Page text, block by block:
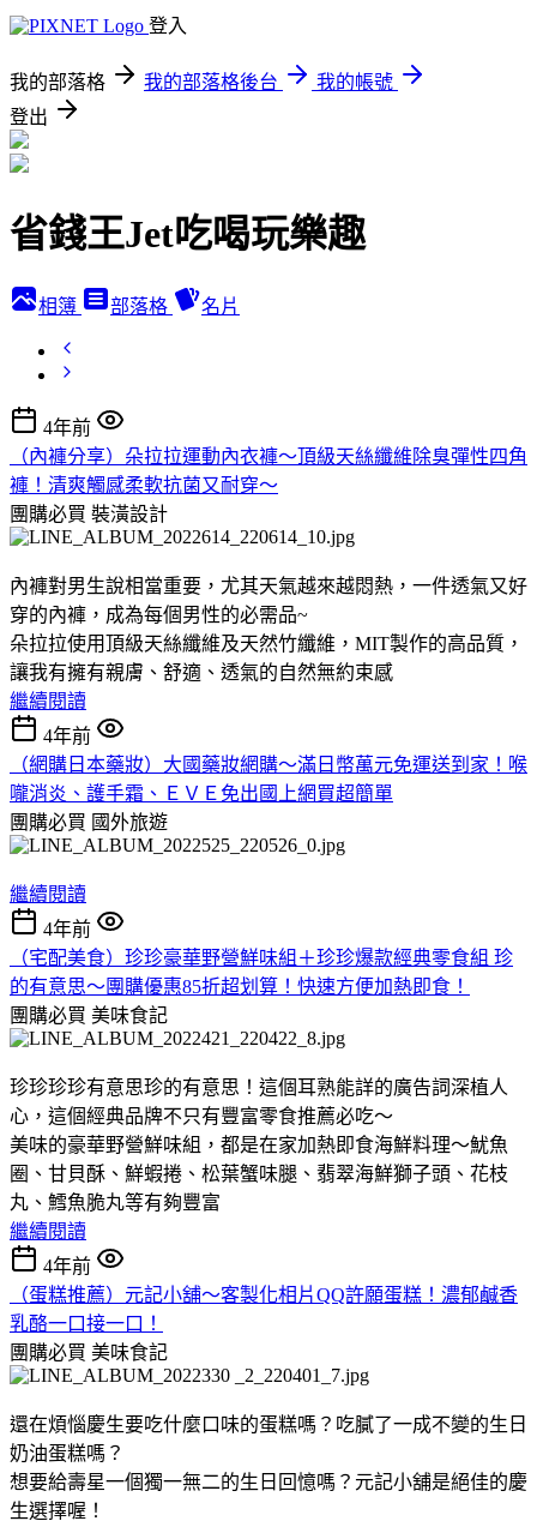
登入
我的部落格 我的部落格後台
我的帳號
登出
省錢王Jet吃喝玩樂趣
相簿 部落格 名片
4年前
（內褲分享）朵拉拉運動內衣褲～頂級天絲纖維除臭彈性四角
褲！清爽觸感柔軟抗菌又耐穿～
團購必買 裝潢設計
內褲對男生說相當重要，尤其天氣越來越悶熱，一件透氣又好
穿的內褲，成為每個男性的必需品~
朵拉拉使用頂級天絲纖維及天然竹纖維，MIT製作的高品質，
讓我有擁有親膚、舒適、透氣的自然無約束感
繼續閱讀
4年前
（網購日本藥妝）大國藥妝網購～滿日幣萬元免運送到家！喉
嚨消炎、護手霜、ＥＶＥ免出國上網買超簡單
團購必買 國外旅遊
繼續閱讀
4年前
（宅配美食）珍珍豪華野營鮮味組＋珍珍爆款經典零食組 珍
的有意思～團購優惠85折超划算！快速方便加熱即食！
團購必買 美味食記
珍珍珍珍有意思珍的有意思！這個耳熟能詳的廣告詞深植人
心，這個經典品牌不只有豐富零食推薦必吃～
美味的豪華野營鮮味組，都是在家加熱即食海鮮料理～魷魚
圈、甘貝酥、鮮蝦捲、松葉蟹味腿、翡翠海鮮獅子頭、花枝
丸、鱈魚脆丸等有夠豐富
繼續閱讀
4年前
（蛋糕推薦）元記小舖～客製化相片QQ許願蛋糕！濃郁鹹香
乳酪一口接一口！
團購必買 美味食記
還在煩惱慶生要吃什麼口味的蛋糕嗎？吃膩了一成不變的生日
奶油蛋糕嗎？
想要給壽星一個獨一無二的生日回憶嗎？元記小舖是絕佳的慶
生選擇喔！